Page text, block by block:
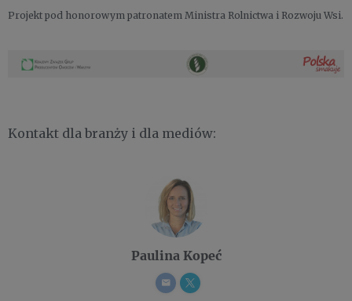
Projekt pod honorowym patronatem Ministra Rolnictwa i Rozwoju Wsi.
Kontakt dla branży i dla mediów:
Paulina Kopeć